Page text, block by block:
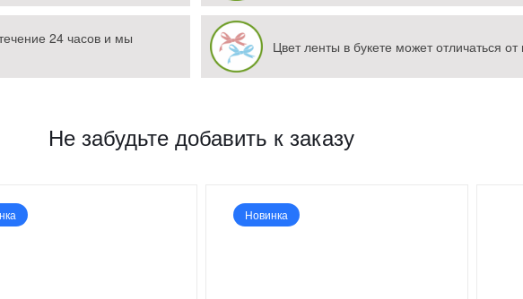
24 часов и мы
Цвет ленты в букете может отличаться
Не забудьте добавить к заказу
Новинка